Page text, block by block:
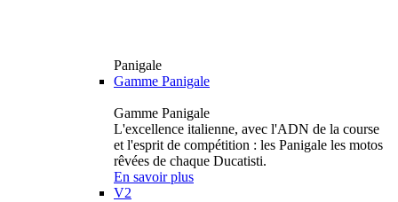
Panigale
Gamme Panigale
Gamme Panigale
L'excellence italienne, avec l'ADN de la course
et l'esprit de compétition : les Panigale les motos
rêvées de chaque Ducatisti.
En savoir plus
V2